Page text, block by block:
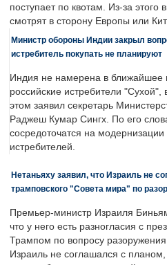
поступает по квотам. Из-за этого
смотрят в сторону Европы или
Министр обороны Индии закрыл
истребитель покупать не планируют
Индия не намерена в ближайшее
российские истребители
этом заявил секретарь
Раджеш Кумар Сингх. По его
сосредоточатся на
истребителей.
Нетаньяху заявил, что Израиль не
трамповского "Совета мира" по
Премьер-министр Израиля
что у него есть разногласия с
Трампом по вопросу
Израиль не соглашался с